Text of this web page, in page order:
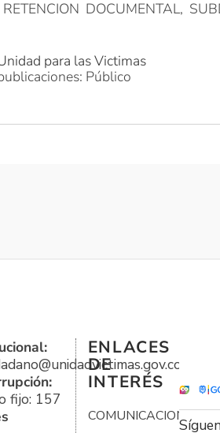
DOCUMENTAL,
para las Victimas
Público
fijo: 157
ENLACES
DE
INTERÉS
COMUNICACIONES